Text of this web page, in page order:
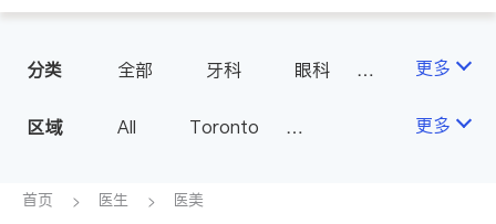
保险理财 房地产租售
银行贷款
分类 全部 牙科
眼科
耳鼻喉科
医生-其它
家庭医生
更多
区域 All
Toronto
Scarborough
更多
首页 医生 医美